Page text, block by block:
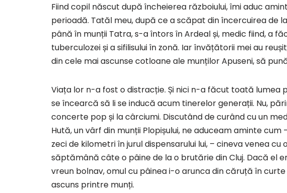
Fiind copil născut după încheierea războiului, îmi aduc
perioadă. Tatăl meu, după ce a scăpat din încercuirea de
până în munții Tatra, s-a întors în Ardeal și, medic fiind, a
tuberculozei și a sifilisului în zonă. Iar învățătorii mei au
din cele mai ascunse cotloane ale munților Apuseni, să
Viața lor n-a fost o distracție. Și nici n-a făcut toată lumea
se încearcă să li se inducă acum tinerelor generații. Nu,
concerte pop și la cârciumi. Discutând de curând cu un
Hută, un vârf din munții Plopișului, ne aduceam aminte cum
zeci de kilometri în jurul dispensarului lui, – cineva venea
săptămână câte o pâine de la o brutărie din Cluj. Dacă el
vreun bolnav, omul cu pâinea i-o arunca din căruță în
ascuns printre munți.